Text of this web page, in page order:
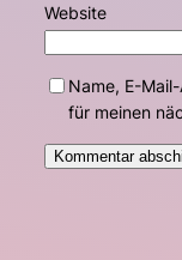
Website
Name, E-
für meinen